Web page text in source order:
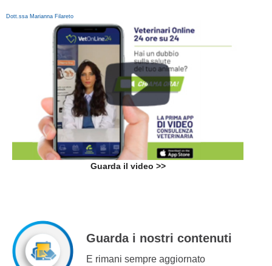
Dott.ssa Marianna Filareto
Guarda il video >>
Guarda i nostri contenuti
E rimani sempre aggiornato